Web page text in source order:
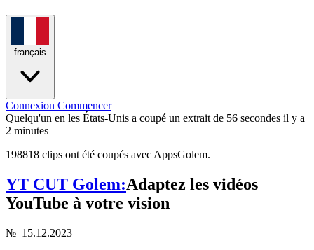
français
Connexion Commencer
Quelqu'un en les États-Unis a coupé un extrait de 56 secondes il y a
2 minutes
198818 clips ont été coupés avec AppsGolem.
YT CUT Golem:Adaptez les vidéos
YouTube à votre vision
№ 15.12.2023